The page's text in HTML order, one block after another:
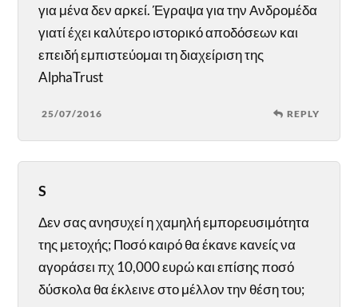
για μένα δεν αρκεί. Έγραψα για την Ανδρομέδα
γιατί έχει καλύτερο ιστορικό αποδόσεων και
επειδή εμπιστεύομαι τη διαχείριση της
AlphaTrust
25/07/2016 REPLY
S
Δεν σας ανησυχεί η χαμηλή εμπορευσιμότητα
της μετοχής; Ποσό καιρό θα έκανε κανείς να
αγοράσει πχ 10,000 ευρώ και επίσης ποσό
δύσκολα θα έκλεινε στο μέλλον την θέση του;